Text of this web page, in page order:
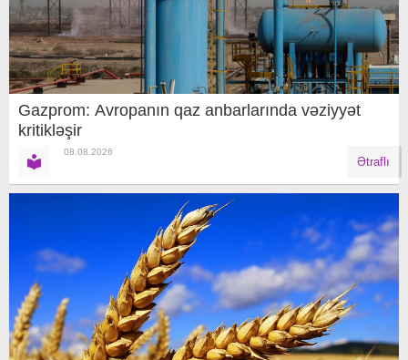
Gazprom: Avropanın qaz anbarlarında vəziyyət
kritikləşir
08.08.2026
Ətraflı